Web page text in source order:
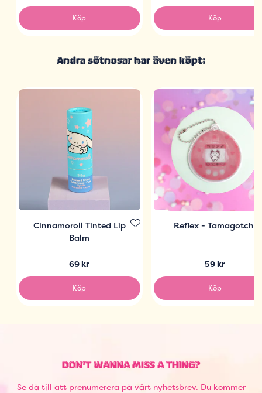
Köp Köp
Andra sötnosar har även köpt:
Cinnamoroll Tinted Lip
Balm
69 kr
Köp
Reflex - Tamagotchi
59 kr
Köp
DON'T WANNA MISS A THING?
Se då till att prenumerera på vårt nyhetsbrev. Du kommer